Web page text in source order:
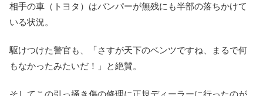
相手の車（トヨタ）はバンパーが無残にも半部の落ちかけて
いる状況。
駆けつけた警官も、「さすが天下のベンツですね、まるで何
もなかったみたいだ！」と絶賛。
そしてこの引っ掻き傷の修理に正規ディーラーに行ったのが